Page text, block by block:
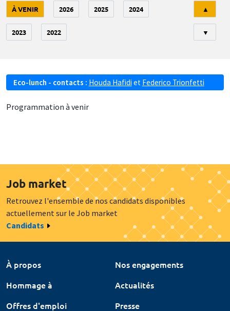
À VENIR 2026 2025 2024
2023 2022
▲
▼
Eco-lunch - contacts : Houda Hafidi et Federico Trionfetti
Programmation à venir
Job market
Retrouvez l'ensemble de nos candidats disponibles
actuellement sur le Job market
Candidats
À propos
Nos engagements
Hommage à
Actualités
Offres d'emploi
Presse